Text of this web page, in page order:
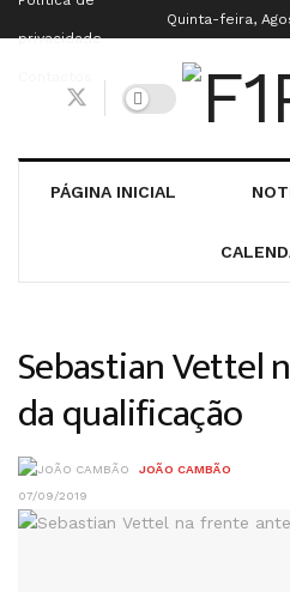
privacidade
Quinta-feira,
PÁGINA INICIAL
Sebastian Vettel
da qualificação
JOÃO CAMBÃO
07/09/2019